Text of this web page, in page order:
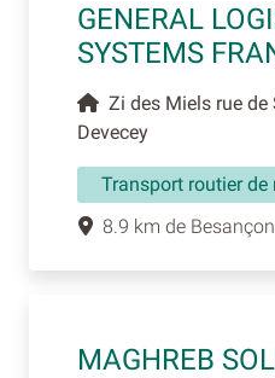
GENERAL
SYSTEMS
Zi des Miels rue de
Devecey
Transport routier
8.9 km de Besançon
MAGHREB